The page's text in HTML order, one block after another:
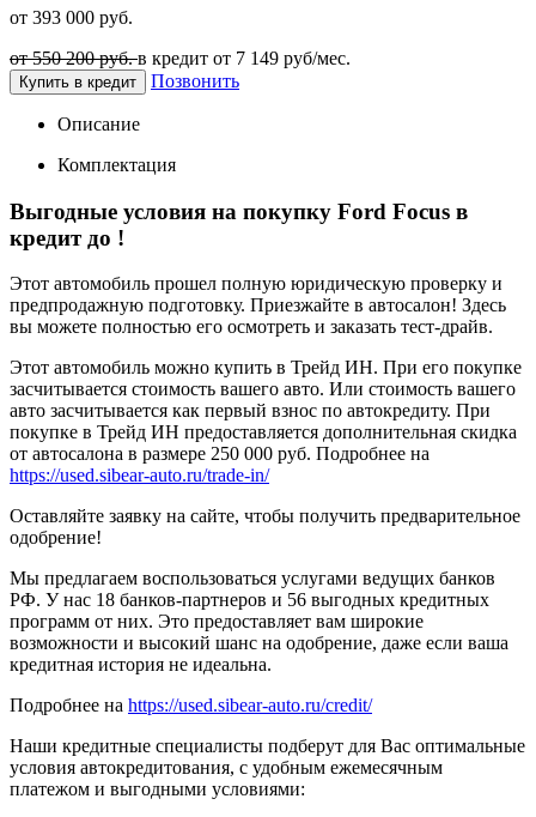
от 393 000 руб.
от 550 200 руб.в кредит от 7 149 руб/мес.
Купить в кредит Позвонить
Описание
Комплектация
Выгодные условия на покупку Ford Focus в
кредит до !
Этот автомобиль прошел полную юридическую проверку и
предпродажную подготовку. Приезжайте в автосалон! Здесь
вы можете полностью его осмотреть и заказать тест-драйв.
Этот автомобиль можно купить в Трейд ИН. При его покупке
засчитывается стоимость вашего авто. Или стоимость вашего
авто засчитывается как первый взнос по автокредиту. При
покупке в Трейд ИН предоставляется дополнительная скидка
от автосалона в размере 250 000 руб. Подробнее на
https://used.sibear-auto.ru/trade-in/
Оставляйте заявку на сайте, чтобы получить предварительное
одобрение!
Мы предлагаем воспользоваться услугами ведущих банков
РФ. У нас 18 банков-партнеров и 56 выгодных кредитных
программ от них. Это предоставляет вам широкие
возможности и высокий шанс на одобрение, даже если ваша
кредитная история не идеальна.
Подробнее на https://used.sibear-auto.ru/credit/
Наши кредитные специалисты подберут для Вас оптимальные
условия автокредитования, с удобным ежемесячным
платежом и выгодными условиями: